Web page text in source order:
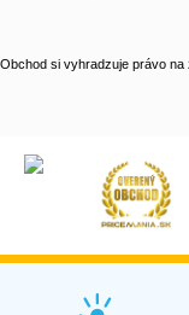
Obchod si vyhradzuje právo